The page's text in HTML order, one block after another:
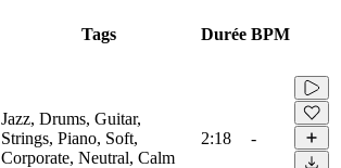
Tags Durée BPM
Jazz, Drums, Guitar,
Strings, Piano, Soft,
Corporate, Neutral, Calm
2:18 -